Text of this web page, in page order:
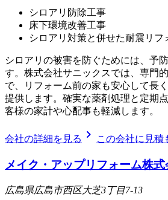
シロアリ防除工事
床下環境改善工事
シロアリ対策と併せた耐震リフ
シロアリの被害を防ぐためには、予
す。株式会社サニックスでは、専門
で、リフォーム前の家も安心して長
提供します。確実な薬剤処理と定期
客様の家計や心配事も軽減します。
会社の詳細を見る chevron_right この会社に見積
メイク・アップリフォーム株式
広島県広島市西区大芝3丁目7-13